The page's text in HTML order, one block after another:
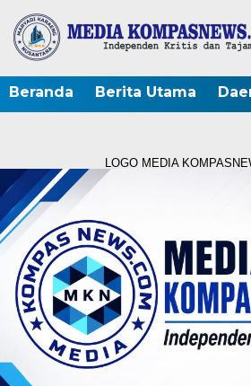
Beranda Berita Utama
LOGO MEDIA